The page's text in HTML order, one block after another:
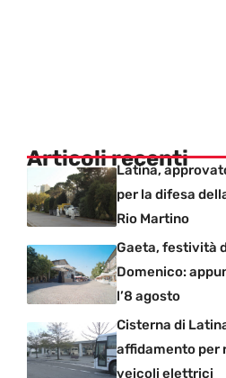
Articoli recenti
Latina,
per la difesa
Rio Martino
Gaeta, festività
Domenico:
l’8 agosto
Cisterna di
affidamento per
veicoli elettrici